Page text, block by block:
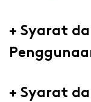
+ Syarat
+ Syarat